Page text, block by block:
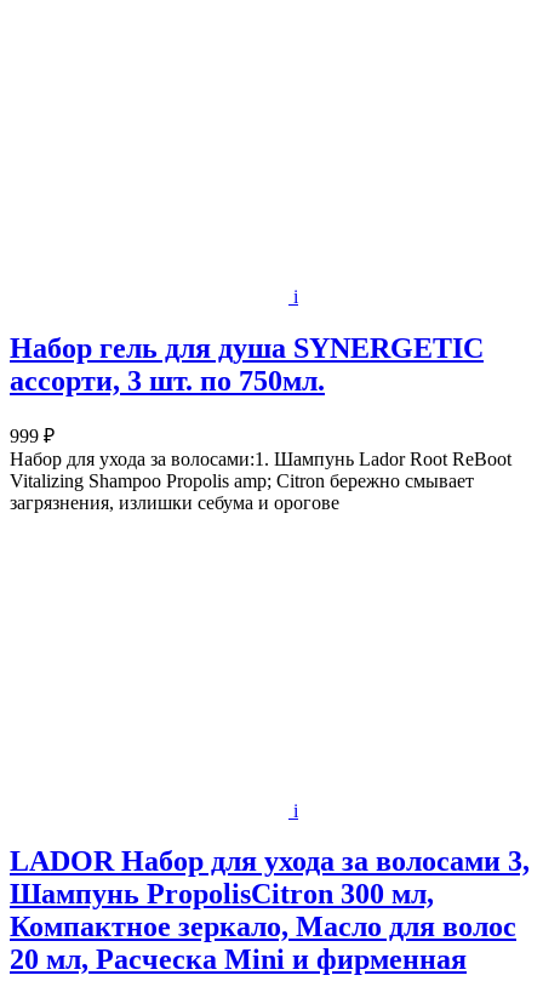
i
Набор гель для душа SYNERGETIC
ассорти, 3 шт. по 750мл.
999 ₽
Набор для ухода за волосами:1. Шампунь Lador Root ReBoot
Vitalizing Shampoo Propolis amp; Citron бережно смывает
загрязнения, излишки себума и орогове
i
LADOR Набор для ухода за волосами 3,
Шампунь PropolisCitron 300 мл,
Компактное зеркало, Масло для волос
20 мл, Расческа Mini и фирменная